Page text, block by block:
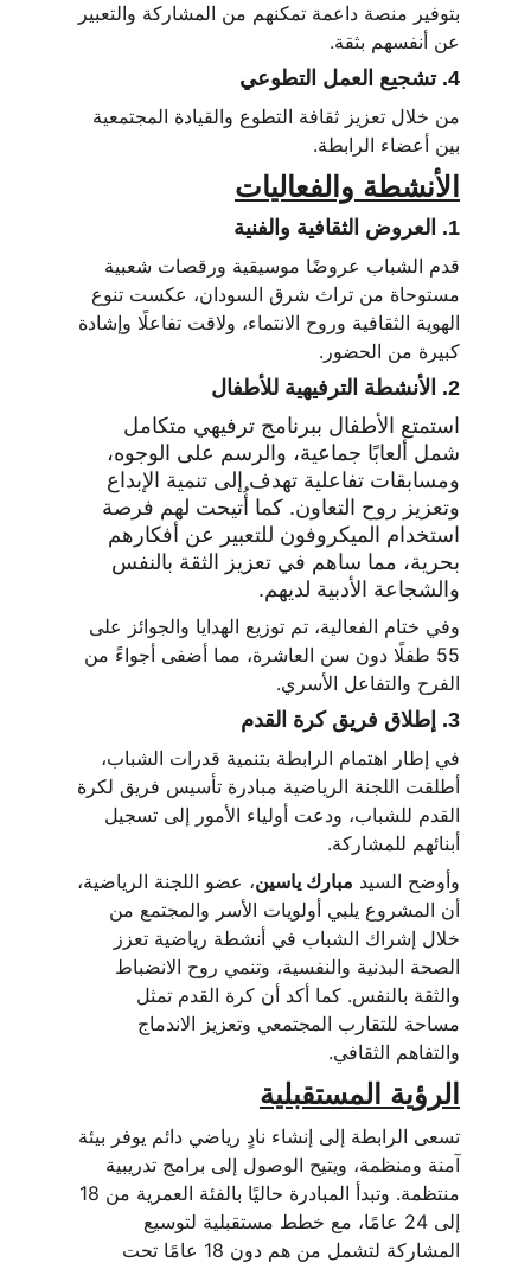
بتوفير منصة داعمة تمكنهم من المشاركة والتعبير
عن أنفسهم بثقة.
4. تشجيع العمل التطوعي
من خلال تعزيز ثقافة التطوع والقيادة المجتمعية
بين أعضاء الرابطة.
الأنشطة والفعاليات
1. العروض الثقافية والفنية
قدم الشباب عروضًا موسيقية ورقصات شعبية
مستوحاة من تراث شرق السودان، عكست تنوع
الهوية الثقافية وروح الانتماء، ولاقت تفاعلًا وإشادة
كبيرة من الحضور.
2. الأنشطة الترفيهية للأطفال
استمتع الأطفال ببرنامج ترفيهي متكامل
شمل ألعابًا جماعية، والرسم على الوجوه،
ومسابقات تفاعلية تهدف إلى تنمية الإبداع
وتعزيز روح التعاون. كما أُتيحت لهم فرصة
استخدام الميكروفون للتعبير عن أفكارهم
بحرية، مما ساهم في تعزيز الثقة بالنفس
والشجاعة الأدبية لديهم.
وفي ختام الفعالية، تم توزيع الهدايا والجوائز على
55 طفلًا دون سن العاشرة، مما أضفى أجواءً من
الفرح والتفاعل الأسري.
3. إطلاق فريق كرة القدم
في إطار اهتمام الرابطة بتنمية قدرات الشباب،
أطلقت اللجنة الرياضية مبادرة تأسيس فريق لكرة
القدم للشباب، ودعت أولياء الأمور إلى تسجيل
أبنائهم للمشاركة.
وأوضح السيد مبارك ياسين، عضو اللجنة الرياضية،
أن المشروع يلبي أولويات الأسر والمجتمع من
خلال إشراك الشباب في أنشطة رياضية تعزز
الصحة البدنية والنفسية، وتنمي روح الانضباط
والثقة بالنفس. كما أكد أن كرة القدم تمثل
مساحة للتقارب المجتمعي وتعزيز الاندماج
والتفاهم الثقافي.
الرؤية المستقبلية
تسعى الرابطة إلى إنشاء نادٍ رياضي دائم يوفر بيئة
آمنة ومنظمة، ويتيح الوصول إلى برامج تدريبية
إلى 24 عامًا، مع خطط مستقبلية لتوسيع
المشاركة لتشمل من هم دون 18 عامًا تحت